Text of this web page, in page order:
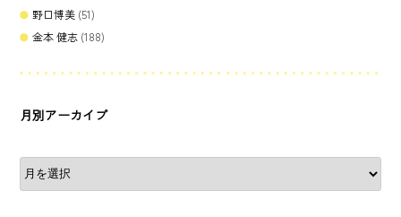
野口博美 (51)
金本 健志 (188)
月別アーカイブ